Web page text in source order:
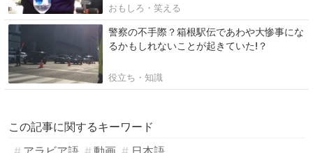
おもしろ・笑える
警察の不手際？箱根駅伝であわや大惨事にな
るかもしれないことが起きていた!？
役立ち・知識
この記事に関するキーワード